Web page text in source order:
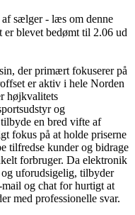
af sælger - læs om denne
er blevet bedømt til 2.06 ud
der primært fokuserer på
er aktiv i hele Norden
højkvalitets
og
en bred vifte af
fokus på at holde priserne
tilfredse kunder og bidrage
forbruger. Da elektronik
uforudsigelig, tilbyder
og chat for hurtigt at
med professionelle svar.